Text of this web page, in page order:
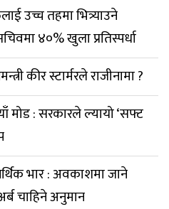
उच्च तहमा भित्र्याउने
४०% खुला प्रतिस्पर्धा
कीर स्टार्मरले राजीनामा ?
: सरकारले ल्यायो ‘सफ्ट
भार : अवकाशमा जाने
चाहिने अनुमान